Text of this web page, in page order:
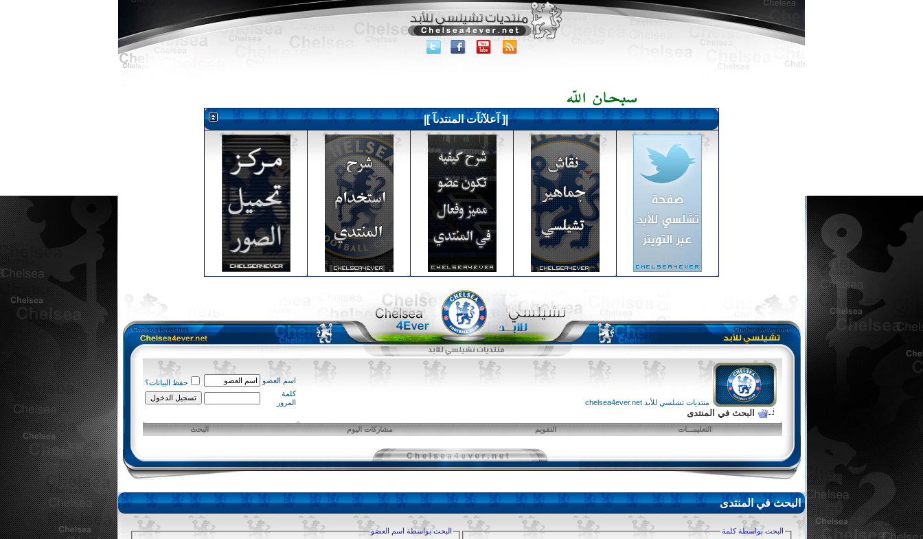
|[ آعلآنآت المنتدىآ ]|
منتديات تشلسي للأبد chelsea4ever.net
البحث في المنتدى
اسم العضو
حفظ البيانات؟
كلمة
المرور
التعليمـــات التقويم مشاركات اليوم البحث
البحث في المنتدى
البحث بواسطة كلمة
البحث بواسطة اسم العضو